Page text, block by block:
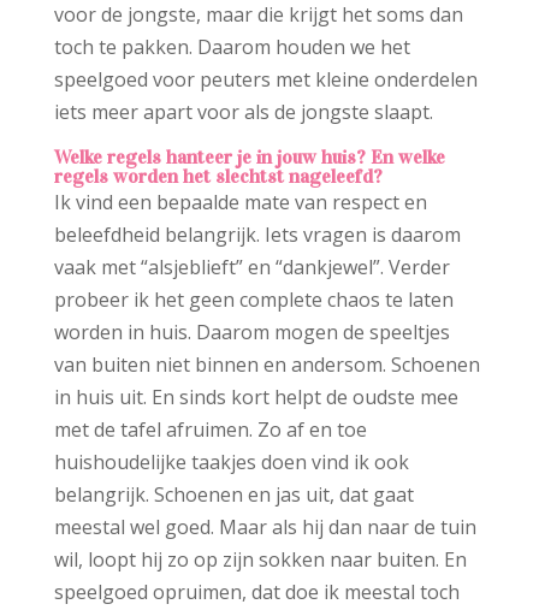
voor de jongste, maar die krijgt het soms dan
toch te pakken. Daarom houden we het
speelgoed voor peuters met kleine onderdelen
iets meer apart voor als de jongste slaapt.
Welke regels hanteer je in jouw huis? En welke
regels worden het slechtst nageleefd?
Ik vind een bepaalde mate van respect en
beleefdheid belangrijk. Iets vragen is daarom
vaak met “alsjeblieft” en “dankjewel”. Verder
probeer ik het geen complete chaos te laten
worden in huis. Daarom mogen de speeltjes
van buiten niet binnen en andersom. Schoenen
in huis uit. En sinds kort helpt de oudste mee
met de tafel afruimen. Zo af en toe
huishoudelijke taakjes doen vind ik ook
belangrijk. Schoenen en jas uit, dat gaat
meestal wel goed. Maar als hij dan naar de tuin
wil, loopt hij zo op zijn sokken naar buiten. En
speelgoed opruimen, dat doe ik meestal toch